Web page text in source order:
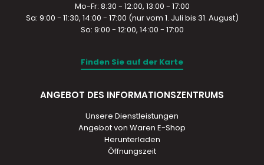
Mo-Fr: 8:30 - 12:00, 13:00 - 17:00
Sa: 9:00 - 11:30, 14:00 - 17:00 (nur vom 1. Juli bis 31. August)
So: 9:00 - 12:00, 14:00 - 17:00
Finden Sie auf der Karte
ANGEBOT DES INFORMATIONSZENTRUMS
Unsere Dienstleistungen
Angebot von Waren E-Shop
Herunterladen
Öffnungszeit